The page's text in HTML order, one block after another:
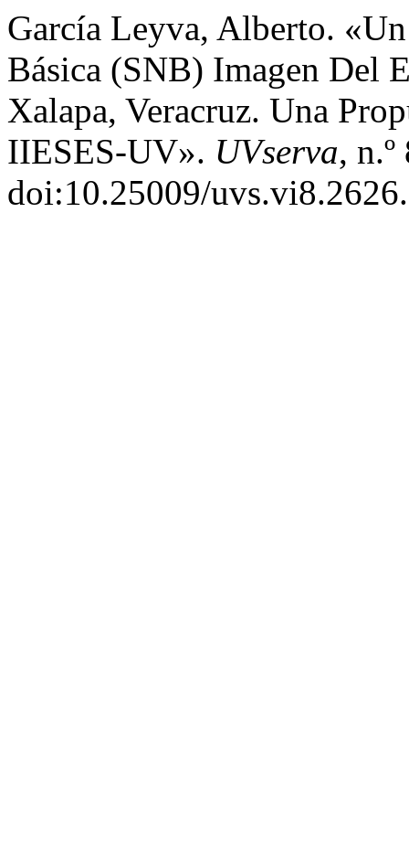
García Leyva, Alberto.
Básica (SNB) Imagen Del
Xalapa, Veracruz. Una
IIESES-UV». UVserva,
doi:10.25009/uvs.vi8.2626.